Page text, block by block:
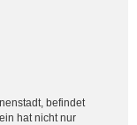
befindet
hat nicht nur